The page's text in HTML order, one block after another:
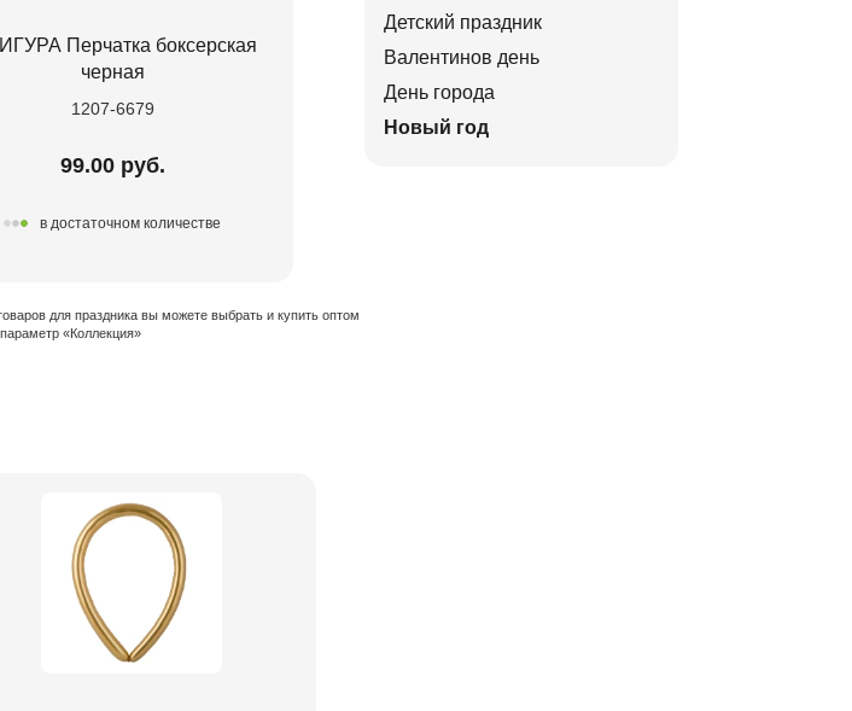
Перчатка боксерская
черная
1207-6679
99.00 руб.
в достаточном количестве
для праздника вы можете выбрать и купить оптом
«Коллекция»
Детский праздник
Валентинов день
День города
Новый год